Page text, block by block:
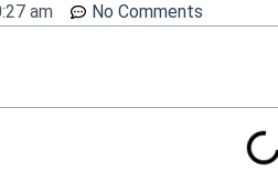
am No Comments